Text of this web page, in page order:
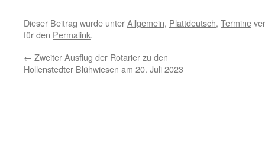
Dieser Beitrag wurde unterAllgemein, Plattdeutsch, Termine
für den Permalink.
← Zweiter Ausflug der Rotarier zu den
Hollenstedter Blühwiesen am 20. Juli 2023